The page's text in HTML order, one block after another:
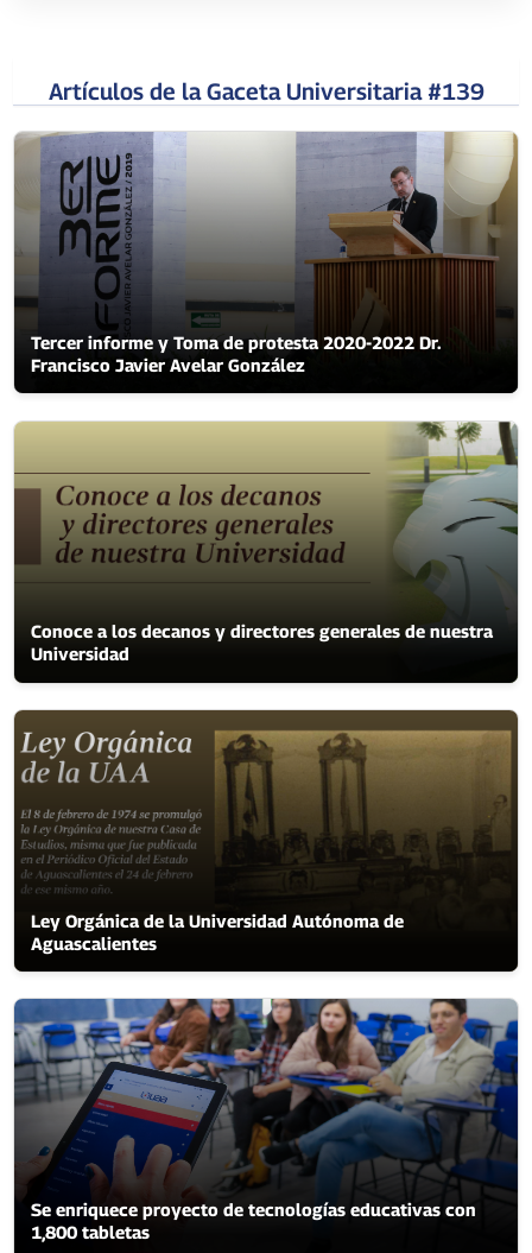
Artículos de la Gaceta Universitaria #139
Tercer informe y Toma de protesta 2020-2022 Dr.
Francisco Javier Avelar González
Conoce a los decanos y directores generales de nuestra
Universidad
Ley Orgánica de la Universidad Autónoma de
Aguascalientes
Se enriquece proyecto de tecnologías educativas con
1,800 tabletas